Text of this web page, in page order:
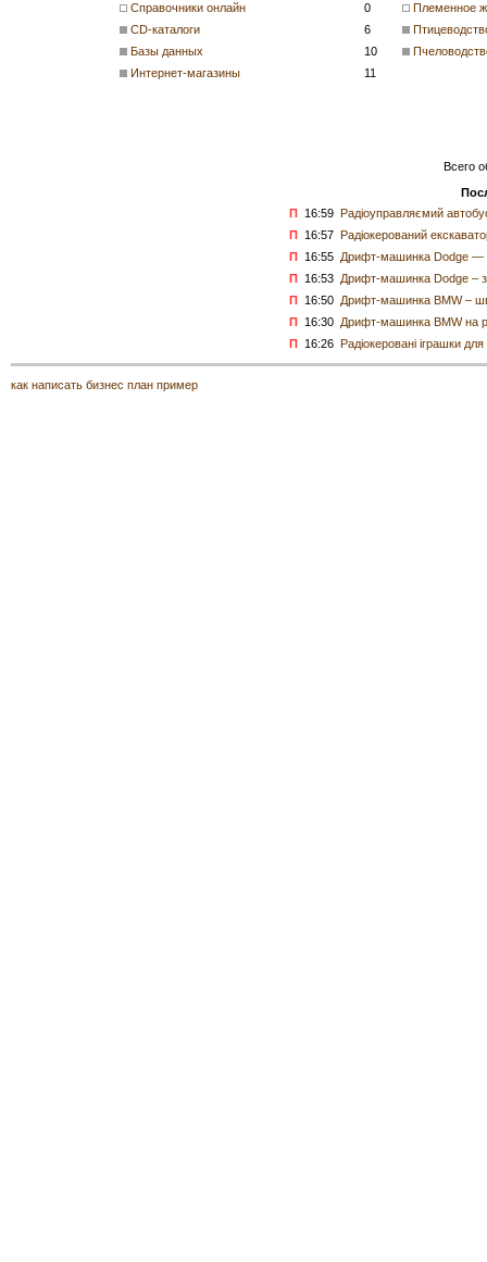
Справочники онлайн
0
CD-каталоги
6
Базы данных
10
Интернет-магазины
11
Племенное
Всего
П 16:59 Радіоуправляємий
П 16:57 Радіокерований
П 16:55 Дрифт-машинка Dodge —
П 16:53 Дрифт-машинка Dodge –
П 16:50 Дрифт-машинка BMW –
П 16:30 Дрифт-машинка BMW на
П 16:26 Радіокеровані іграшки
как написать бизнес план пример